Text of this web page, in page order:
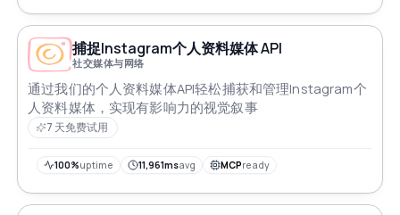
捕捉Instagram个人资料媒体 API
社交媒体与网络
通过我们的个人资料媒体API轻松捕获和管理Instagram个
人资料媒体，实现有影响力的视觉叙事
7 天免费试用
100%uptime 11,961msavg MCPready